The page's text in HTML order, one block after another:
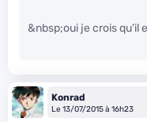
&nbsp;oui je crois qu’il
Konrad
Le 13/07/2015 à 16h23